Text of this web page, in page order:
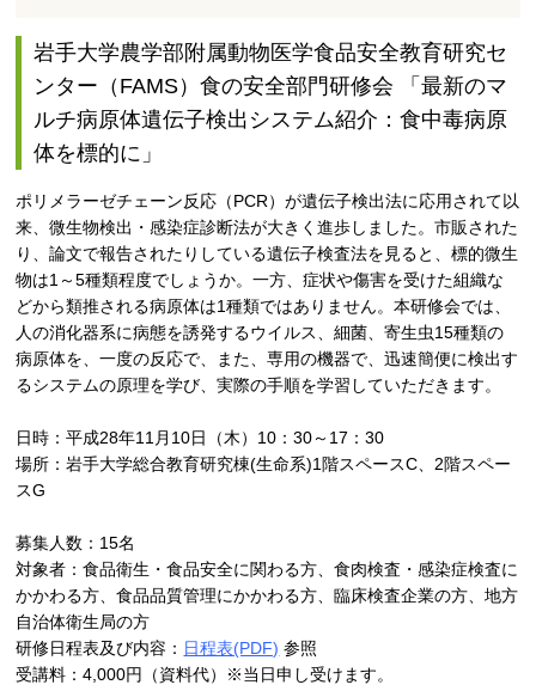
岩手大学農学部附属動物医学食品安全教育研究セ
ンター（FAMS）食の安全部門研修会 「最新のマ
ルチ病原体遺伝子検出システム紹介：食中毒病原
体を標的に」
ポリメラーゼチェーン反応（PCR）が遺伝子検出法に応用されて以
来、微生物検出・感染症診断法が大きく進歩しました。市販された
り、論文で報告されたりしている遺伝子検査法を見ると、標的微生
物は1～5種類程度でしょうか。一方、症状や傷害を受けた組織な
どから類推される病原体は1種類ではありません。本研修会では、
人の消化器系に病態を誘発するウイルス、細菌、寄生虫15種類の
病原体を、一度の反応で、また、専用の機器で、迅速簡便に検出す
るシステムの原理を学び、実際の手順を学習していただきます。
日時：平成28年11月10日（木）10：30～17：30
場所：岩手大学総合教育研究棟(生命系)1階スペースC、2階スペー
スG
募集人数：15名
対象者：食品衛生・食品安全に関わる方、食肉検査・感染症検査に
かかわる方、食品品質管理にかかわる方、臨床検査企業の方、地方
自治体衛生局の方
研修日程表及び内容： 日程表(PDF) 参照
受講料：4,000円（資料代）※当日申し受けます。